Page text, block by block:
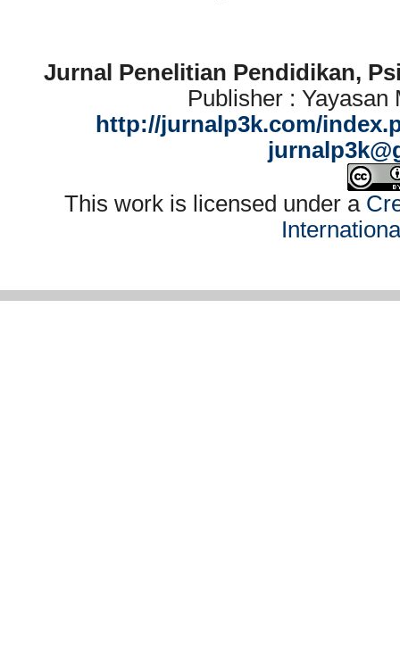
Jurnal Penelitian Pendidikan,
Publisher : Yayasan
http://jurnalp3k.com/
This work is licensed under a